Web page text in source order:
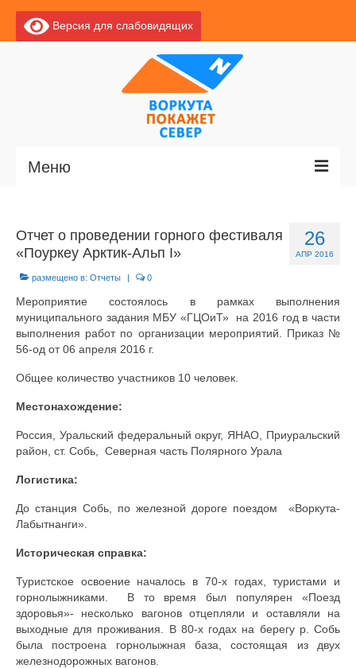
Версия для слабовидящих
Меню
Новости
О Воркуте
Базы отдыха
О центре
Документы
Противодействие коррупции
Задать вопрос
26
АПР 2016
Отчет о проведении горного фестиваля
«Поуркеу Арктик-Альп I»
размещено в: Отчеты | 0
Мероприятие состоялось в рамках выполнения
муниципального задания МБУ «ГЦОиТ» на 2016 год в части
выполнения работ по организации мероприятий. Приказ №
56-од от 06 апреля 2016 г.
Общее количество участников 10 человек.
Местонахождение:
Россия, Уральский федеральный округ, ЯНАО, Приуральский
район, ст. Собь, Северная часть Полярного Урала
Логистика:
До станция Собь, по железной дороге поездом «Воркута-
Лабытнанги».
Историческая справка:
Туристское освоение началось в 70-х годах, туристами и
горнолыжниками. В то время был популярен «Поезд
здоровья»- несколько вагонов отцепляли и оставляли на
выходные для проживания. В 80-х годах на берегу р. Собь
была построена горнолыжная база, состоящая из двух
железнодорожных вагонов.